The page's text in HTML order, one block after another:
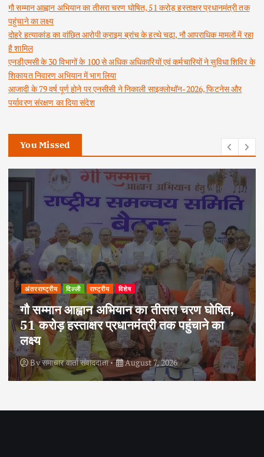
गौ सम्मान आह्वान अभियान का तीसरा चरण घोषित, 51 करोड़ हस्ताक्षर प्रधानमंत्री तक
पहुंचाने का लक्ष्य
दोहरे हत्याकांड का वांछित आरोपी क्राइम ब्रांच के हत्थे चढ़ा, नौ आपराधिक मामलों में रहा
है शामिल
एनडीएमसी के 30 विभागों के 100 से अधिक अधिकारियों एवं कर्मचारियों ने सुविधा शिविर के
शिकायत निवारण अभियान में भाग लिया
आजादी के 79 वर्ष पूर्ण होने पर एनसीसी ने निकाली साइक्लोथॉन-2026, फिटनेस और
पर्यावरण संरक्षण का दिया संदेश
You Missed
अपराध दिल्ली राष्ट्रीय
दोहरे हत्याकांड का वांछित आरोपी क्राइम ब्रांच के
हत्थे चढ़ा, नौ आपराधिक मामलों में रहा है शामिल
Byसमाचार वार्ता संवाददाता August 6, 2026